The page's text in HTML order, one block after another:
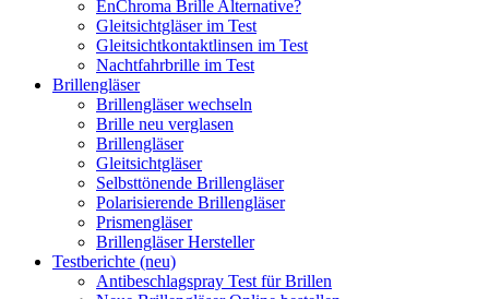
EnChroma Brille Alternative?
Gleitsichtgläser im Test
Gleitsichtkontaktlinsen im Test
Nachtfahrbrille im Test
Brillengläser
Brillengläser wechseln
Brille neu verglasen
Brillengläser
Gleitsichtgläser
Selbsttönende Brillengläser
Polarisierende Brillengläser
Prismengläser
Brillengläser Hersteller
Testberichte (neu)
Antibeschlagspray Test für Brillen